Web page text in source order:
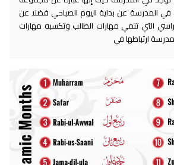
المدرسة عن بداية اليوم الصباحي فضلا عن
التي تنمي مهارات الطالب وتكسبه مهارات
ارتباطها في